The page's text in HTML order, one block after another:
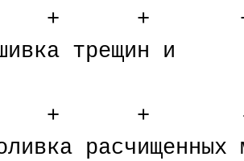
+
трещин и
+
расчищенных